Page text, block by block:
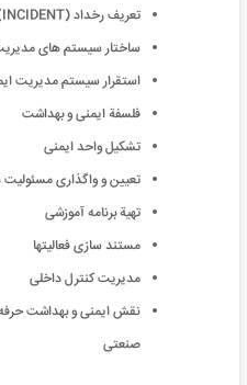
تعریف رخداد (INCIDENT)
ساختار سیستم های
استقرار سیستم مدیریت
فلسفة ایمنی و بهداشت
تشکیل واحد ایمنی
تعیین و واگذاری
تهیة برنامه آموزشی
مستند سازی فعالیتها
مدیریت کنترل داخلی
نقش ایمنی و بهداشت
صنعتی